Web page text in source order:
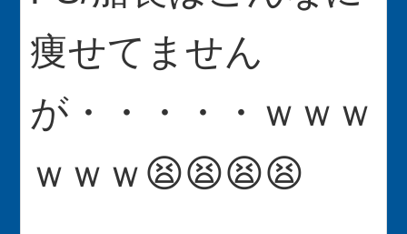
痩せてません
が・・・・・ｗｗｗ
ｗｗｗ😫😫😫😫